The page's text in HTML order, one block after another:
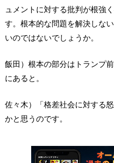
ュメントに対する批判が根強
す。根本的な問題を解決しな
いのではないでしょうか。
飯田）根本の部分はトランプ
にあると。
佐々木）「格差社会に対する
かと思うのです。